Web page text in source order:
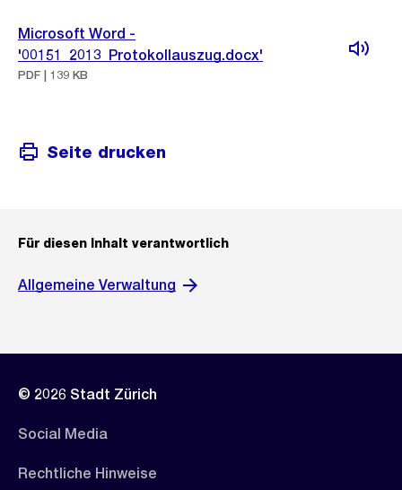
Microsoft Word -
'00151_2013_Protokollauszug.docx'
PDF | 139 KB
Seite drucken
Für diesen Inhalt verantwortlich
Allgemeine Verwaltung
© 2026 Stadt Zürich
Social Media
Rechtliche Hinweise